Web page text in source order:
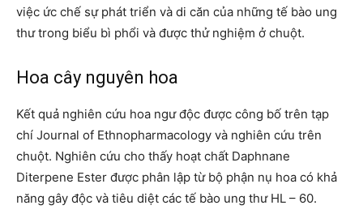
việc ức chế sự phát triển và di căn của những tế bào ung
thư trong biểu bì phổi và được thử nghiệm ở chuột.
Hoa cây nguyên hoa
Kết quả nghiên cứu hoa ngư độc được công bố trên tạp
chí Journal of Ethnopharmacology và nghiên cứu trên
chuột. Nghiên cứu cho thấy hoạt chất Daphnane
Diterpene Ester được phân lập từ bộ phận nụ hoa có khả
năng gây độc và tiêu diệt các tế bào ung thư HL – 60.